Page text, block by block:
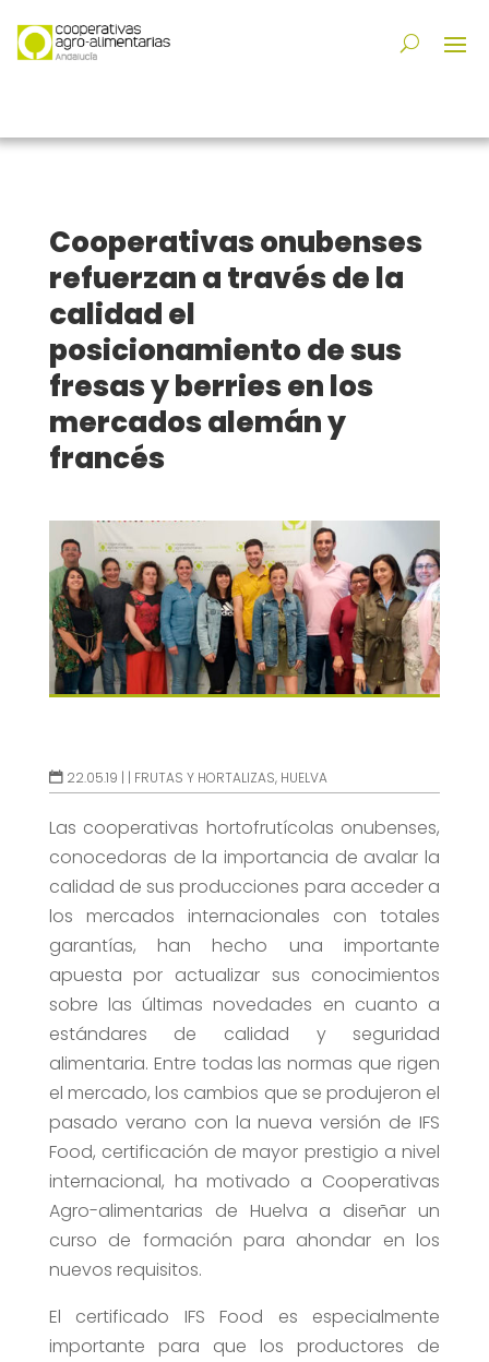
Cooperativas onubenses
refuerzan a través de la
calidad el
posicionamiento de sus
fresas y berries en los
mercados alemán y
francés
22.05.19 | | FRUTAS Y HORTALIZAS, HUELVA
Las cooperativas hortofrutícolas onubenses,
conocedoras de la importancia de avalar la
calidad de sus producciones para acceder a
los mercados internacionales con totales
garantías, han hecho una importante
apuesta por actualizar sus conocimientos
sobre las últimas novedades en cuanto a
estándares de calidad y seguridad
alimentaria. Entre todas las normas que rigen
el mercado, los cambios que se produjeron el
pasado verano con la nueva versión de IFS
Food, certificación de mayor prestigio a nivel
internacional, ha motivado a Cooperativas
Agro-alimentarias de Huelva a diseñar un
curso de formación para ahondar en los
nuevos requisitos.
El certificado IFS Food es especialmente
importante para que los productores de